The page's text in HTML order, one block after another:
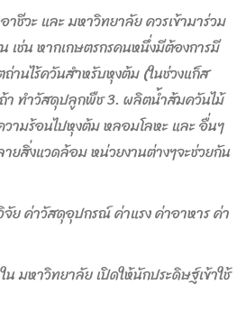
าชีวะ และ มหาวิทยาลัย ควรเข้ามาร่วม
เช่น หากเกษตรกรคนหนึ่งมีต้องการมี
านไร้ควันสำหรับหุงต้ม (ในช่วงแก็ส
า ทำวัสดุปลูกพืช 3. ผลิตน้ำส้มควันไม้
วามร้อนไปหุงต้ม หลอมโลหะ และ อื่นๆ
ยสิ่งแวดล้อม หน่วยงานต่างๆจะช่วยกัน
ย ค่าวัสดุอุปกรณ์ ค่าแรง ค่าอาหาร ค่า
น มหาวิทยาลัย เปิดให้นักประดิษฐ์เข้าใช้